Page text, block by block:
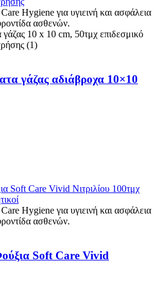
γάζας αδιάβροχα 10×10
Soft Care Vivid